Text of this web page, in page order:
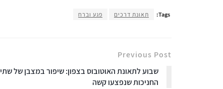
Tags: תאונת דרכים פגע וברח
Previous Post
שבוע לתאונת האוטובוס בצפון: שיפור במצבן של שתי
החניכות שנפצעו קשה